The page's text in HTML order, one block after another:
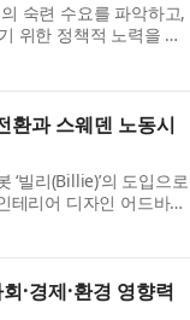
숙련 수요를 파악하고,
위한 정책적 노력을 강
환과 스웨덴 노동시
빌리(Billie)’의 도입으로
테리어 디자인 어드바이
·경제·환경 영향력